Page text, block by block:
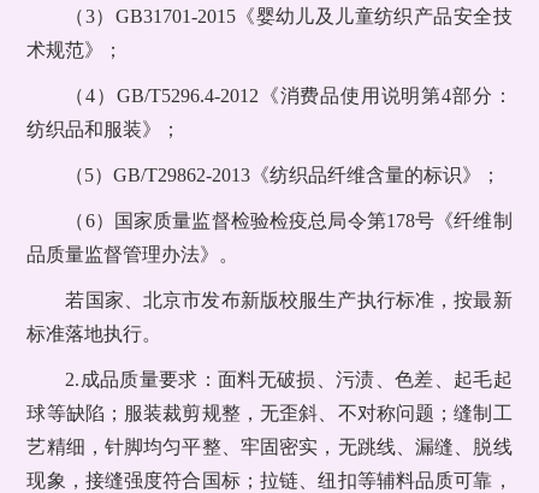
（3）GB31701-2015《婴幼儿及儿童纺织产品安全技
术规范》；
（4）GB/T5296.4-2012《消费品使用说明第4部分：
纺织品和服装》；
（5）GB/T29862-2013《纺织品纤维含量的标识》；
（6）国家质量监督检验检疫总局令第178号《纤维制
品质量监督管理办法》。
若国家、北京市发布新版校服生产执行标准，按最新
标准落地执行。
2.成品质量要求：面料无破损、污渍、色差、起毛起
球等缺陷；服装裁剪规整，无歪斜、不对称问题；缝制工
艺精细，针脚均匀平整、牢固密实，无跳线、漏缝、脱线
现象，接缝强度符合国标；拉链、纽扣等辅料品质可靠，